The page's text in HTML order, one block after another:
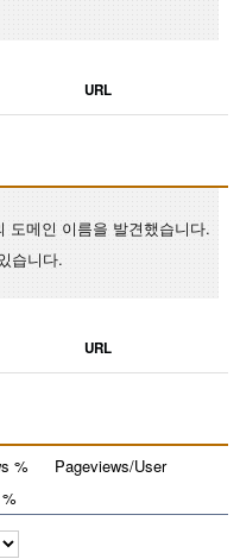
URL
도메인 이름을 발견했습니다.
습니다.
URL
%
Pageviews/User